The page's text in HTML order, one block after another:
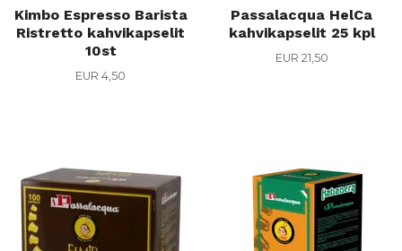
Kimbo Espresso Barista
Ristretto kahvikapselit
10st
EUR 4,50
Passalacqua HelCa
kahvikapselit 25 kpl
EUR 21,50